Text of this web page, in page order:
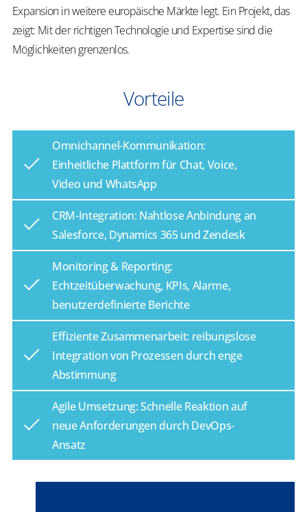
Expansion inweitere europäische Märkte legt. Ein Projekt, das
zeigt: Mit der richtigen Technologie und Expertise sind die
Möglichkeiten grenzenlos.
Vorteile
​​Omnichannel-Kommunikation:
Einheitliche Plattform für Chat, Voice,
Video und WhatsApp​
​​CRM-Integration: Nahtlose Anbindung an
Salesforce, Dynamics 365 und Zendesk​
​​Monitoring & Reporting:
Echtzeitüberwachung, KPIs, Alarme,
benutzerdefinierte Berichte​
​​Effiziente Zusammenarbeit: reibungslose
Integration von Prozessen durch enge
Abstimmung​
​​Agile Umsetzung: Schnelle Reaktion auf
neue Anforderungen durch DevOps-
Ansatz​